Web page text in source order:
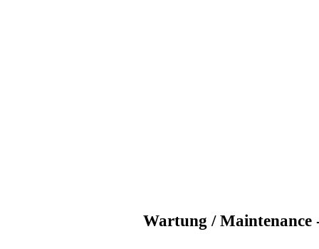
Wartung / Maintenance